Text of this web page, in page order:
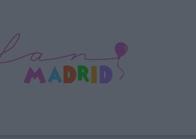
SOBRE LA PROTECCIÓN DE TUS DATOS